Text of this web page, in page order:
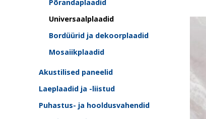
Põrandaplaadid
Universaalplaadid
Bordüürid ja dekoorplaadid
Mosaiikplaadid
Akustilised paneelid
Laeplaadid ja -liistud
Puhastus- ja hooldusvahendid